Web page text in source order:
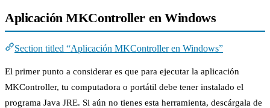
Aplicación MKController en Windows
Section titled “Aplicación MKController en Windows”
El primer punto a considerar es que para ejecutar la aplicación
MKController, tu computadora o portátil debe tener instalado el
programa Java JRE. Si aún no tienes esta herramienta, descárgala de